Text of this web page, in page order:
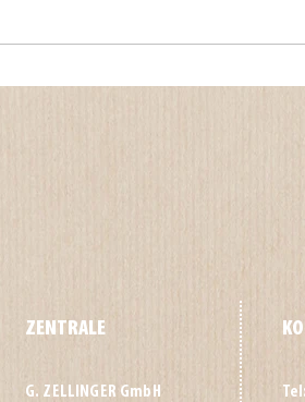
ZENTRALE
G. ZELLINGER GmbH